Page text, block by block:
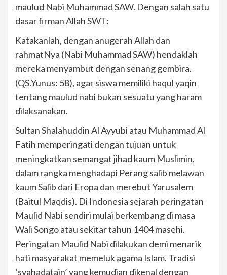
maulud Nabi Muhammad SAW. Dengan salah satu
dasar firman Allah SWT:
Katakanlah, dengan anugerah Allah dan
rahmatNya (Nabi Muhammad SAW) hendaklah
mereka menyambut dengan senang gembira.
(QS.Yunus: 58), agar siswa memiliki haqul yaqin
tentang maulud nabi bukan sesuatu yang haram
dilaksanakan.
Sultan Shalahuddin Al Ayyubi atau Muhammad Al
Fatih memperingati dengan tujuan untuk
meningkatkan semangat jihad kaum Muslimin,
dalam rangka menghadapi Perang salib melawan
kaum Salib dari Eropa dan merebut Yarusalem
(Baitul Maqdis). Di Indonesia sejarah peringatan
Maulid Nabi sendiri mulai berkembang di masa
Wali Songo atau sekitar tahun 1404 masehi.
Peringatan Maulid Nabi dilakukan demi menarik
hati masyarakat memeluk agama Islam. Tradisi
‘syahadatain’ yang kemudian dikenal dengan